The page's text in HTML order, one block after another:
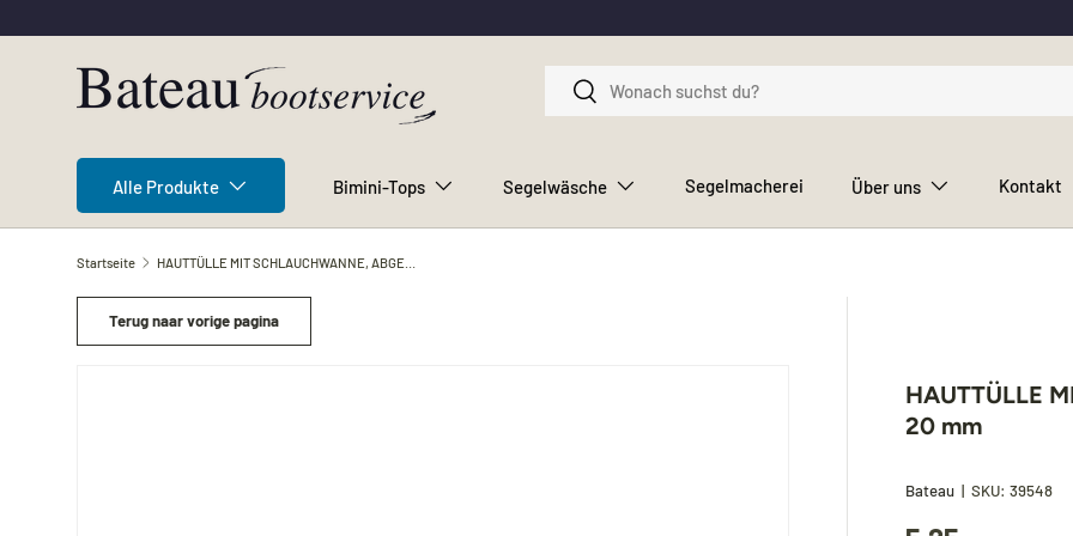
Direkt zum Inhalt
Suchen
Suchen
Alle Produkte Bimini-Tops Segelwäsche Segelmacherei Über uns Kontakt
Startseite HAUTTÜLLE MIT SCHLAUCHWANNE, ABGEWINKELT 20 mm
Terug naar vorige pagina
HAUTTÜLLE
20 mm
Bateau |SKU: 39548